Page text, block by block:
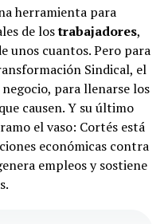
herramienta para
de lostrabajadores,
unos cuantos. Pero para
Sindical, el
para llenarse los
causen. Y su último
el vaso: Cortés está
económicas contra
empleos y sostiene